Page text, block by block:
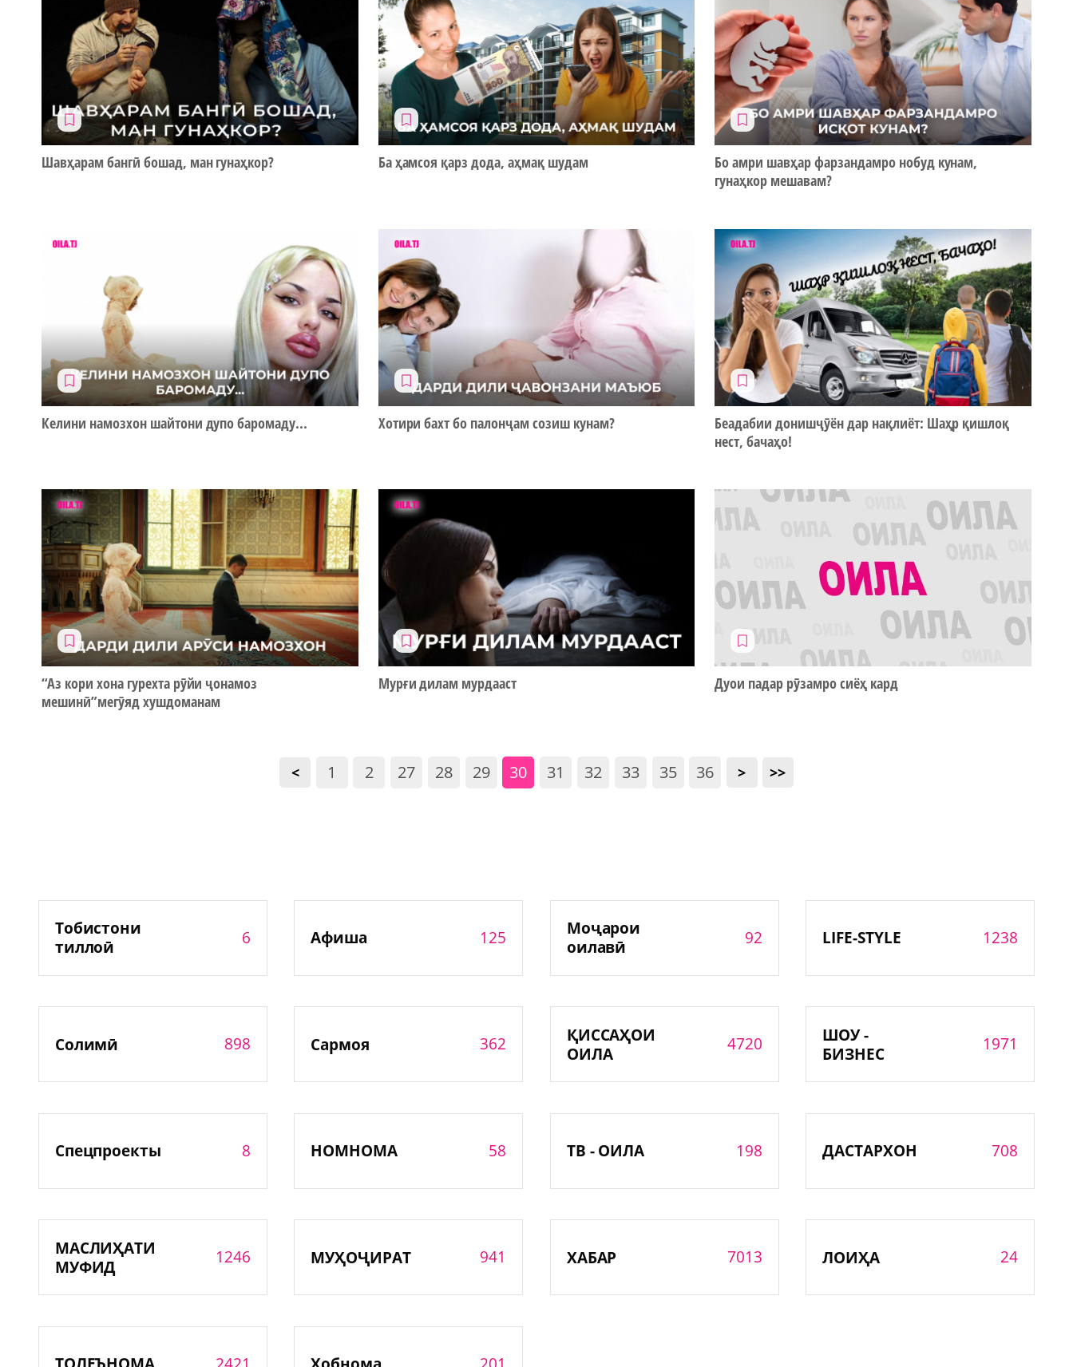
Шавҳарам бангӣ бошад, ман гунаҳкор? Ба ҳамсоя қарз дода, аҳмақ шудам
Бо амри шавҳар фарзандамро нобуд кунам,
гунаҳкор мешавам?
Келини намозхон шайтони дупо баромаду... Хотири бахт бо палонҷам созиш кунам?
Беадабии донишҷӯён дар нақлиёт: Шаҳр қишлоқ
нест, бачаҳо!
“Аз кори хона гурехта рӯйи ҷонамоз
мешинӣ”мегӯяд хушдоманам
Мурғи дилам мурдааст Дуои падар рӯзамро сиёҳ кард
< 1 2 27 28 29 30 31 32 33 35 36 > >>
Тобистони
тиллоӣ
6 Афиша 125
Моҷарои
оилавӣ
92 LIFE-STYLE 1238
Солимӣ 898 Сармоя 362
ҚИССАҲОИ
ОИЛА
4720
ШОУ -
БИЗНЕС
1971
Спецпроекты 8 НОМНОМА 58 ТВ - ОИЛА 198 ДАСТАРХОН 708
МАСЛИҲАТИ
МУФИД
1246 МУҲОҶИРАТ 941 ХАБАР 7013 ЛОИҲА 24